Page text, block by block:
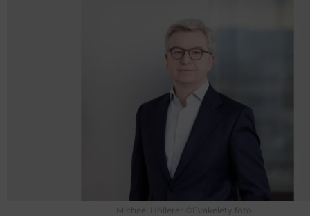
Michael Höllerer ©Evakelety.foto